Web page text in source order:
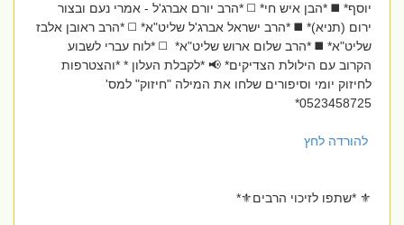
יוסף* ◼️ *הבן איש חי* ◻️ *הרב יורם אברג'ל - אמרי נעם ובצור
ירום (תניא)* ◼️ *הרב ישראל אברג'ל שליט"א* ◻️ *הרב ראובן אלבז
שליט"א* ◼️ *הרב שלום ארוש שליט"א* ◻️ *לוח עברי לשבוע
הקרוב עם הילולת הצדיקים* 📢 *לקבלת העלון * *והצטרפות
לחיזוק יומי וסיפורים שלחו את המילה "חיזוק" למס'
0523458725*
להורדה לחץ
⚜️ *שתפו לזיכוי הרבים⚜️*